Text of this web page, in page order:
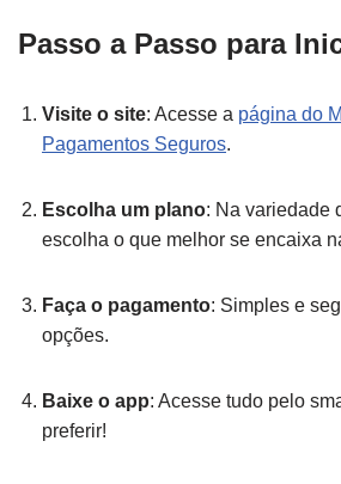
Passo a Passo para
Visite o site: Acesse a página do
Pagamentos Seguros.
Escolha um plano: Na variedade
escolha o que melhor se encaixa
Faça o pagamento: Simples e
opções.
Baixe o app: Acesse tudo pelo
preferir!